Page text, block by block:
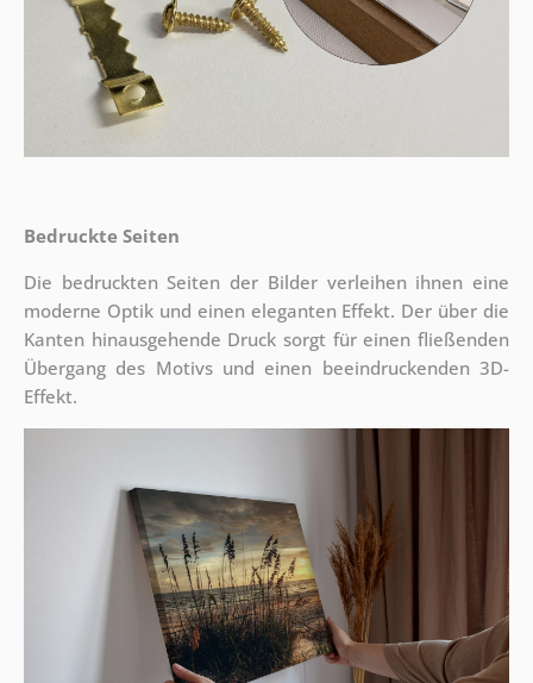
Bedruckte Seiten
Die bedruckten Seiten der Bilder verleihen ihnen eine
moderne Optik und einen eleganten Effekt. Der über die
Kanten hinausgehende Druck sorgt für einen fließenden
Übergang des Motivs und einen beeindruckenden 3D-
Effekt.